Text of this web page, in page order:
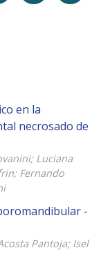
en la
necrosado de
Luciana
Fernando
-
Pantoja; Isel